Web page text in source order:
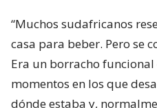
“Muchos sudafricanos
casa para beber. Pero se
Era un borracho
momentos en los que
dónde estaba y,